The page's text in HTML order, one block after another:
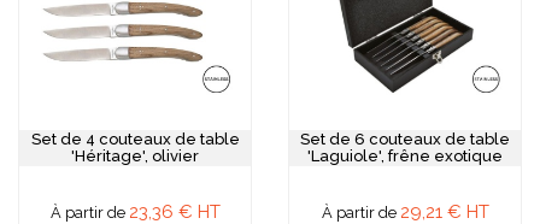
Set de 4 couteaux de table
'Héritage', olivier
À partir de 23,36 € HT
Set de 6 couteaux de table
'Laguiole', frêne exotique
À partir de 29,21 € HT